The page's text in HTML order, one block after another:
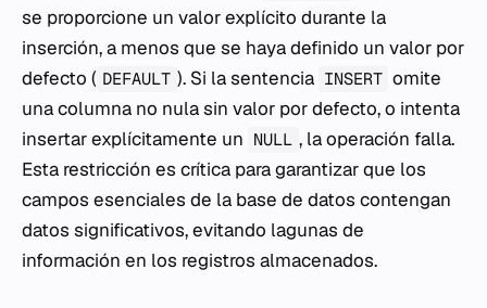
se proporcione un valor explícito durante la
inserción, a menos que se haya definido un valor por
defecto ( DEFAULT ). Si la sentencia INSERT omite
una columna no nula sin valor por defecto, o intenta
insertar explícitamente un NULL , la operación falla.
Esta restricción es crítica para garantizar que los
campos esenciales de la base de datos contengan
datos significativos, evitando lagunas de
información en los registros almacenados.